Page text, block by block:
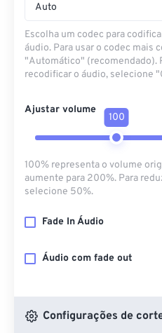
Auto
Escolha um codec para
áudio. Para usar o codec mais
"Automático" (recomendado).
recodificar o áudio, selecione
Ajustar volume
100
100% representa o volume
aumente para 200%. Para
selecione 50%.
Fade In Áudio
Áudio com fade out
Configurações de